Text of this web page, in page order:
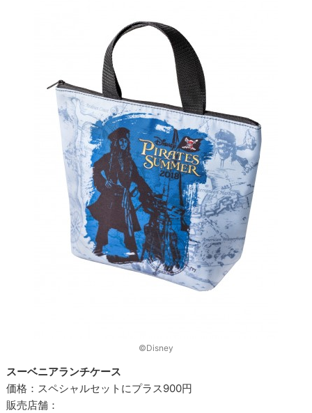
©Disney
スーベニアランチケース
価格：スペシャルセットにプラス900円
販売店舗：